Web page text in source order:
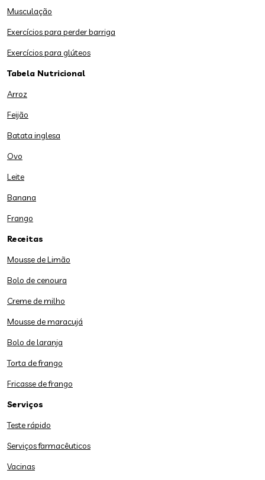
Musculação
Exercícios para perder barriga
Exercícios para glúteos
Tabela Nutricional
Arroz
Feijão
Batata inglesa
Ovo
Leite
Banana
Frango
Receitas
Mousse de Limão
Bolo de cenoura
Creme de milho
Mousse de maracujá
Bolo de laranja
Torta de frango
Fricasse de frango
Serviços
Teste rápido
Serviços farmacêuticos
Vacinas